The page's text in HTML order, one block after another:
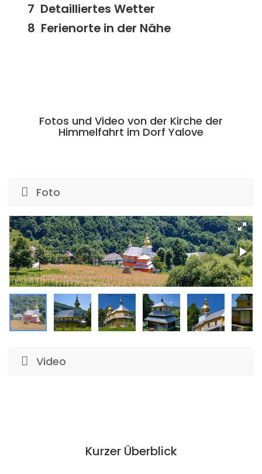
Detailliertes Wetter
Ferienorte in der Nähe
Fotos und Video von der Kirche der
Himmelfahrt im Dorf Yalove
Foto
Video
Kurzer Überblick